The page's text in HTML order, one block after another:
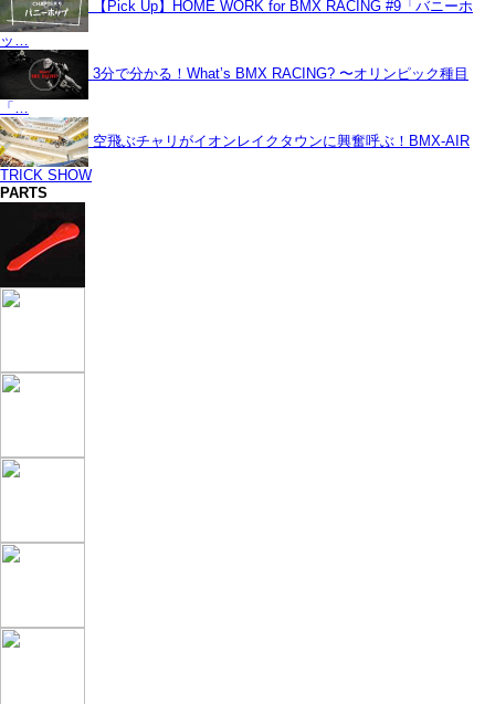
【Pick Up】HOME WORK for BMX RACING #9「バニーホ
ッ…
3分で分かる！What’s BMX RACING? 〜オリンピック種目
「…
空飛ぶチャリがイオンレイクタウンに興奮呼ぶ！BMX-AIR
TRICK SHOW
PARTS